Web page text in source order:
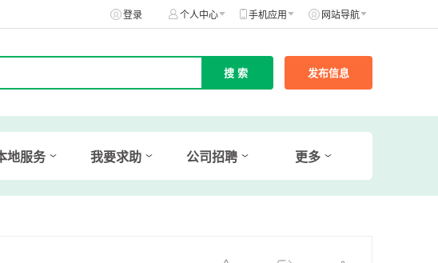
登录 个人中心 手机应用 网站导航
发布信息
地服务 我要求助 公司招聘 更多